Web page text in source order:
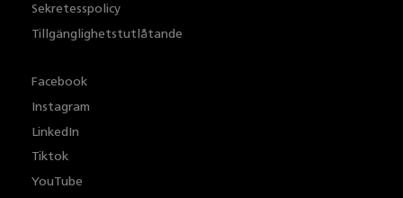
Sekretesspolicy
Tillgänglighetstutlåtande
Facebook
Instagram
LinkedIn
Tiktok
YouTube